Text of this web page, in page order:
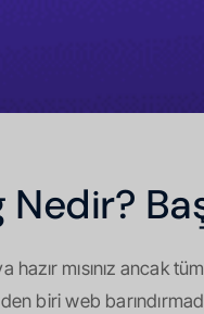
hazır mısınız ancak
biri web